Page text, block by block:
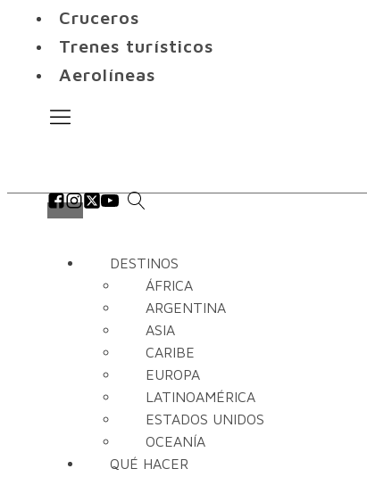
Cruceros
Trenes turísticos
Aerolíneas
DESTINOS
ÁFRICA
ARGENTINA
ASIA
CARIBE
EUROPA
LATINOAMÉRICA
ESTADOS UNIDOS
OCEANÍA
QUÉ HACER